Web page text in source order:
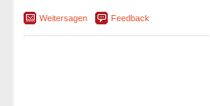
Weitersagen Feedback